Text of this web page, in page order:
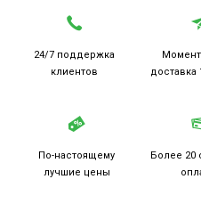
24/7 поддержка
клиентов
доставка
По-настоящему
лучшие цены
Более 20